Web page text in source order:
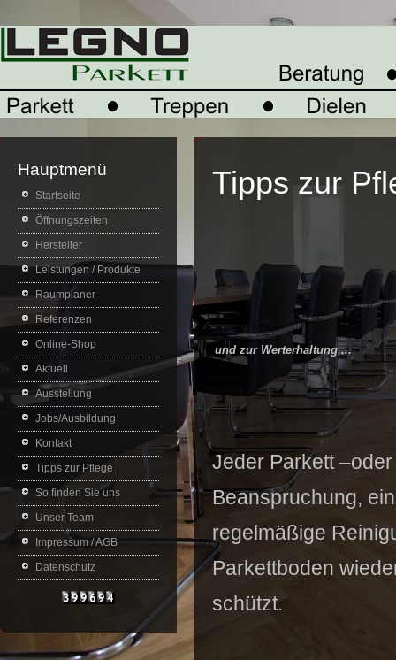
Hauptmenü
Startseite
Öffnungszeiten
Hersteller
Leistungen / Produkte
Raumplaner
Referenzen
Online-Shop
Aktuell
Ausstellung
Jobs/Ausbildung
Kontakt
Tipps zur Pflege
So finden Sie uns
Unser Team
Impressum / AGB
Datenschutz
Tipps zur
und zur Werterhaltung ...
Jeder Parkett
Beanspruchung,
regelmäßige
Parkettboden
schützt.